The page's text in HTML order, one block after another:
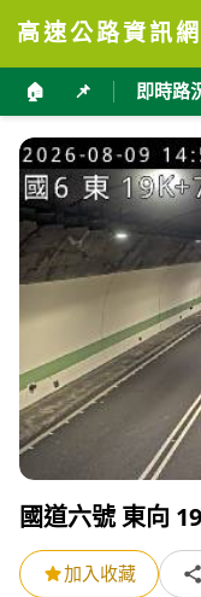
高速公路資訊網
🏠 📌 即時路
國道六號 東向
加入收藏